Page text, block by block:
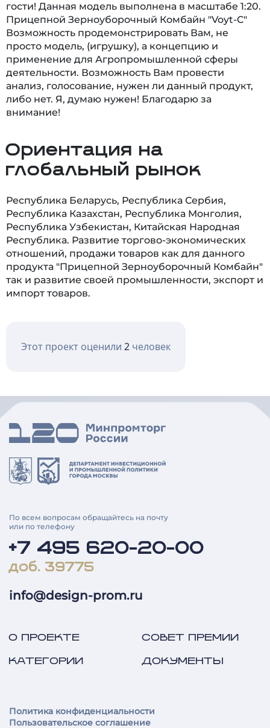
гости! Данная модель выполнена в масштабе 1:20.
Прицепной Зерноуборочный Комбайн "Voyt-C"
Возможность продемонстрировать Вам, не
просто модель, (игрушку), а концепцию и
применение для Агропромышленной сферы
деятельности. Возможность Вам провести
анализ, голосование, нужен ли данный продукт,
либо нет. Я, думаю нужен! Благодарю за
внимание!
Ориентация на
глобальный рынок
Республика Беларусь, Республика Сербия,
Республика Казахстан, Республика Монголия,
Республика Узбекистан, Китайская Народная
Республика. Развитие торгово-экономических
отношений, продажи товаров как для данного
продукта "Прицепной Зерноуборочный Комбайн"
так и развитие своей промышленности, экспорт и
импорт товаров.
Этот проект оценили 2 человек
По всем вопросам обращайтесь на почту
или по телефону
+7 495 620-20-00
доб. 39775
info@design-prom.ru
О ПРОЕКТЕ
КАТЕГОРИИ
СОВЕТ ПРЕМИИ
ДОКУМЕНТЫ
Политика конфиденциальности
Пользовательское соглашение